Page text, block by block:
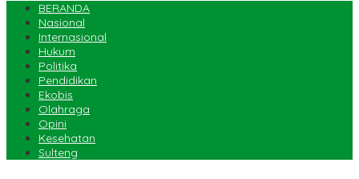
BERANDA
Nasional
Internasional
Hukum
Politika
Pendidikan
Ekobis
Olahraga
Opini
Kesehatan
Sulteng